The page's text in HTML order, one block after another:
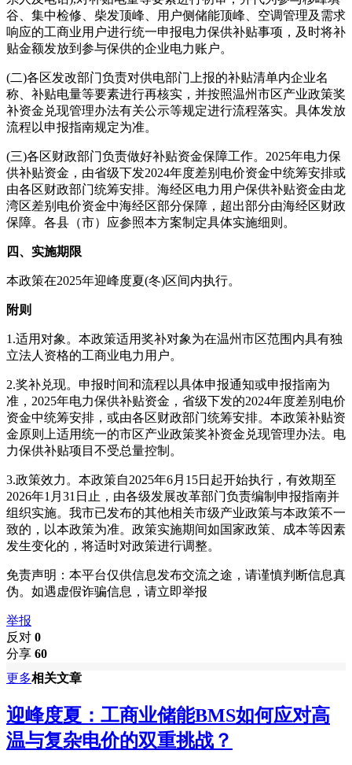
谷、集中检修、柴发顶峰、用户侧储能顶峰、空调管理及需求
响应的工商业用户进行统一申报电力保供补贴事项，及时将补
贴金额发放到参与保供的企业电力账户。
(二)各区发改部门负责对供电部门上报的补贴清单内企业名
称、补贴电量等要素进行再核实，并按照温州市区产业政策奖
补资金兑现管理办法有关公示等规定进行流程落实。具体发放
流程以申报指南规定为准。
(三)各区财政部门负责做好补贴资金保障工作。2025年电力保
供补贴资金，由省级下发2024年度差别电价资金中统筹安排或
由各区财政部门统筹安排。海经区电力用户保供补贴资金由龙
湾区差别电价资金中海经区部分保障，超出部分由海经区财政
保障。各县（市）应参照本方案制定具体实施细则。
四、实施期限
本政策在2025年迎峰度夏(冬)区间内执行。
附则
1.适用对象。本政策适用奖补对象为在温州市区范围内具有独
立法人资格的工商业电力用户。
2.奖补兑现。申报时间和流程以具体申报通知或申报指南为
准，2025年电力保供补贴资金，省级下发的2024年度差别电价
资金中统筹安排，或由各区财政部门统筹安排。本政策补贴资
金原则上适用统一的市区产业政策奖补资金兑现管理办法。电
力保供补贴项目不受总量控制。
3.政策效力。本政策自2025年6月15日起开始执行，有效期至
2026年1月31日止，由各级发展改革部门负责编制申报指南并
组织实施。我市已发布的其他相关市级产业政策与本政策不一
致的，以本政策为准。政策实施期间如国家政策、成本等因素
发生变化的，将适时对政策进行调整。
免责声明：本平台仅供信息发布交流之途，请谨慎判断信息真
伪。如遇虚假诈骗信息，请立即举报
举报
反对 0
分享 60
更多相关文章
迎峰度夏：工商业储能BMS如何应对高
温与复杂电价的双重挑战？